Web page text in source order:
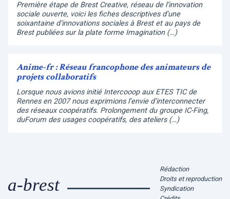
Première étape de Brest Creative, réseau de l’innovation
sociale ouverte, voici les fiches descriptives d’une
soixantaine d’innovations sociales à Brest et au pays de
Brest publiées sur la plate forme Imagination (…)
Anime-fr : Réseau francophone des animateurs de
projets collaboratifs
Lorsque nous avions initié Intercooop aux ETES TIC de
Rennes en 2007 nous exprimions l’envie d’interconnecter
des réseaux coopératifs. Prolongement du groupe IC-Fing,
duForum des usages coopératifs, des ateliers (…)
a-brest
Rédaction
Droits et reproduction
Syndication